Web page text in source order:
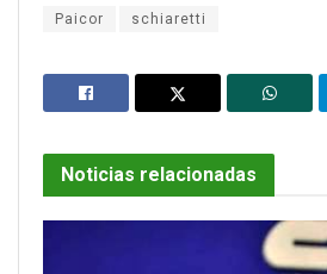
Paicor schiaretti
Noticias relacionadas